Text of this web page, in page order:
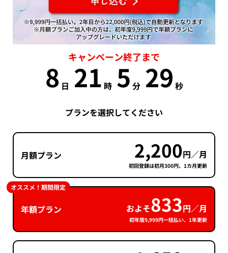
キャンペーン終了まで
8 日 21 時 5 分 29 秒
プランを選択してください
月額プラン 2,200円／月
初回登録は初月300円、1カ月更新
年額プラン およそ833円／月
初年度9,999円一括払い、1年更新
オススメ！期間限定